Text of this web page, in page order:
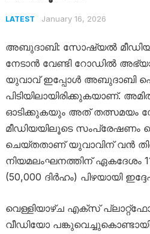
LATEST January 16, 2026
അബുദാബി: സോഷ്യൽ
നേടാൻ വേണ്ടി റോഡിൽ
യുവാവ് ഇപ്പോൾ അബുദാബി
പിടിയിലായിരിക്കുകയാണ്.
ഓടിക്കുകയും അത്
മീഡിയയിലൂടെ
ചെയ്തതാണ് യുവാവിന് വൻ
നിയമലംഘനത്തിന് ഏകദേശം
(50,000 ദിർഹം) പിഴയായി
വെള്ളിയാഴ്ച എക്സ്
വീഡിയോ